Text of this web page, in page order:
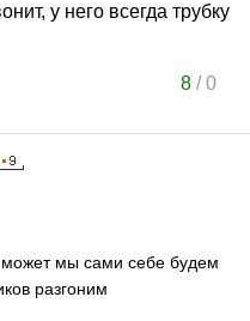
у него всегда трубку
8/0
может мы сами себе будем
разгоним